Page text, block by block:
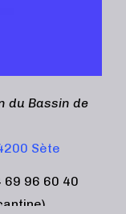
du Bassin de
Sète
69 96 60 40